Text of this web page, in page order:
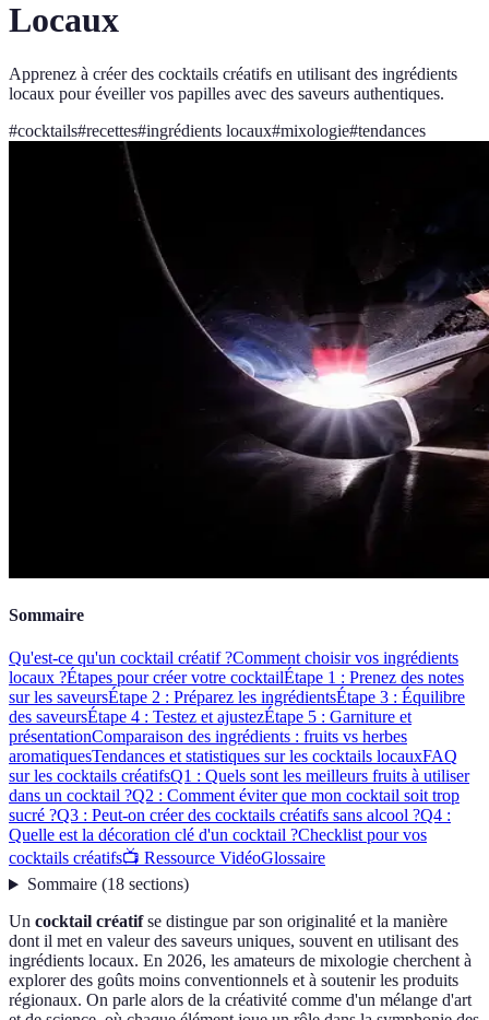
Locaux
Apprenez à créer des cocktails créatifs en utilisant des ingrédients
locaux pour éveiller vos papilles avec des saveurs authentiques.
#cocktails#recettes#ingrédients locaux#mixologie#tendances
Sommaire
Qu'est-ce qu'un cocktail créatif ?Comment choisir vos ingrédients
locaux ?Étapes pour créer votre cocktailÉtape 1 : Prenez des notes
sur les saveursÉtape 2 : Préparez les ingrédientsÉtape 3 : Équilibre
des saveursÉtape 4 : Testez et ajustezÉtape 5 : Garniture et
présentationComparaison des ingrédients : fruits vs herbes
aromatiquesTendances et statistiques sur les cocktails locauxFAQ
sur les cocktails créatifsQ1 : Quels sont les meilleurs fruits à utiliser
dans un cocktail ?Q2 : Comment éviter que mon cocktail soit trop
sucré ?Q3 : Peut-on créer des cocktails créatifs sans alcool ?Q4 :
Quelle est la décoration clé d'un cocktail ?Checklist pour vos
cocktails créatifs📺 Ressource VidéoGlossaire
Sommaire(18 sections)
Un cocktail créatifse distingue par son originalité et la manière
dont il met en valeur des saveurs uniques, souvent en utilisant des
ingrédients locaux. En 2026, les amateurs de mixologie cherchent à
explorer des goûts moins conventionnels et à soutenir les produits
régionaux. On parle alors de la créativité comme d'un mélange d'art